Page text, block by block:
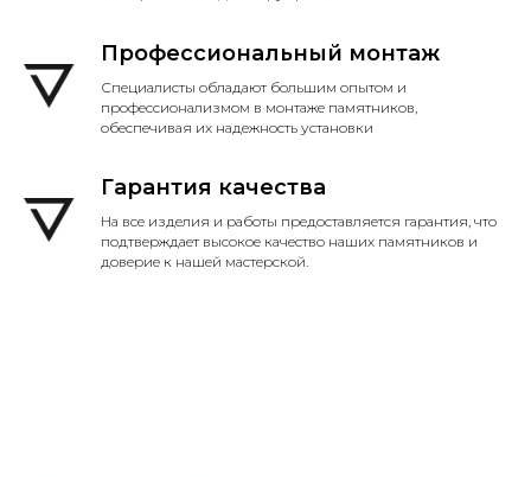
Профессиональный монтаж
Специалисты обладают большим опытом и
профессионализмом в монтаже памятников,
обеспечивая их надежность установки
Гарантия качества
На все изделия и работы предоставляется гарантия, что
подтверждает высокое качество наших памятников и
доверие к нашей мастерской.